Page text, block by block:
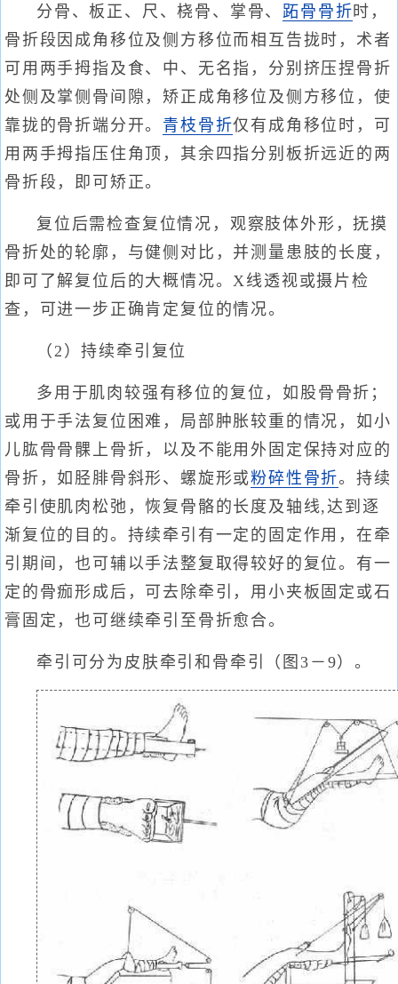
分骨、板正、尺、桡骨、掌骨、跖骨骨折时，
骨折段因成角移位及侧方移位而相互告拢时，术者
可用两手拇指及食、中、无名指，分别挤压捏骨折
处侧及掌侧骨间隙，矫正成角移位及侧方移位，使
靠拢的骨折端分开。 青枝骨折仅有成角移位时，可
用两手拇指压住角顶，其余四指分别板折远近的两
骨折段，即可矫正。
复位后需检查复位情况，观察肢体外形，抚摸
骨折处的轮廓，与健侧对比，并测量患肢的长度，
即可了解复位后的大概情况。X线透视或摄片检
查，可进一步正确肯定复位的情况。
（2）持续牵引复位
多用于肌肉较强有移位的复位，如股骨骨折；
或用于手法复位困难，局部肿胀较重的情况，如小
儿肱骨骨髁上骨折，以及不能用外固定保持对应的
骨折，如胫腓骨斜形、螺旋形或粉碎性骨折。持续
牵引使肌肉松弛，恢复骨骼的长度及轴线,达到逐
渐复位的目的。持续牵引有一定的固定作用，在牵
引期间，也可辅以手法整复取得较好的复位。有一
定的骨痂形成后，可去除牵引，用小夹板固定或石
膏固定，也可继续牵引至骨折愈合。
牵引可分为皮肤牵引和骨牵引（图3－9）。